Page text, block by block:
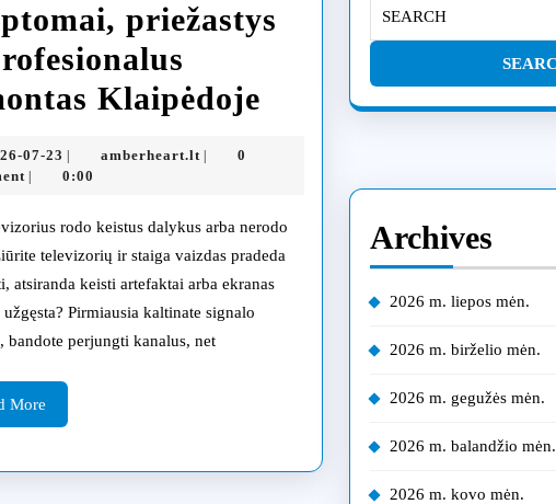
priežastys
KlaipėdojeTelevizoriaus
gedimas:
simptomai,
priežastys
remontas
Klaipėdoje
07-23 2026-
07-
amberheart.ltamberheart.lt
0
0:00
televizorių ir staiga vaizdas pradeda
atsiranda keisti artefaktai arba ekranas
Pirmiausia kaltinate signalo
bandote perjungti kanalus, net
MoreRead
More
for:
Archives
2026 m. liepos mėn.
2026 m. birželio mėn.
2026 m. gegužės mėn.
2026 m. balandžio mėn.
2026 m. kovo mėn.